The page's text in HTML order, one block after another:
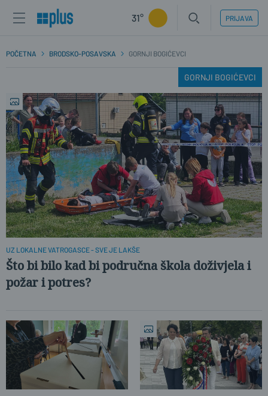
31° PRIJAVA
POČETNA BRODSKO-POSAVSKA GORNJI BOGIĆEVCI
GORNJI BOGIĆEVCI
UZ LOKALNE VATROGASCE - SVE JE LAKŠE
Što bi bilo kad bi područna škola doživjela i
požar i potres?